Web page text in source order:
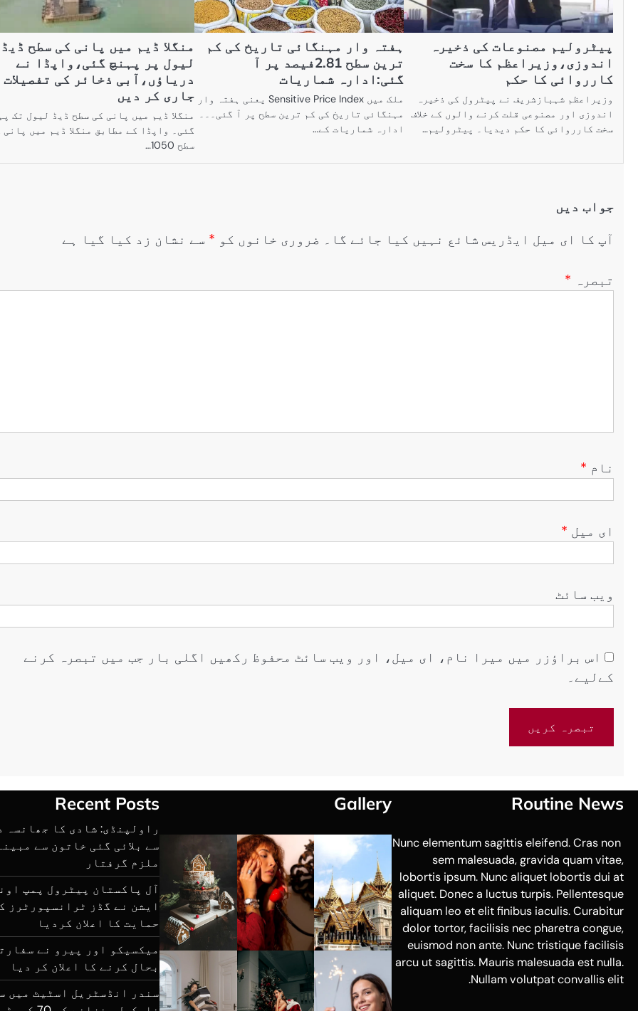
پیٹرولیم مصنوعات کی ذخیرہ
اندوزی،وزیراعظم کا سخت
کارروائی کا حکم
وزیراعظم شہبازشریف نے پیٹرول کی ذخیرہ
اندوزی اور مصنوعی قلت کرنے والوں کے خلاف
سخت کارروائی کا حکم دیدیا۔ پیٹرولیم…
ہفتہ وار مہنگائی تاریخ کی کم
ترین سطح 2.81فیصد پر آ
گئی:ادارہ شماریات
ملک میں Sensitive Price Index یعنی ہفتہ وار
مہنگائی تاریخ کی کم ترین سطح پر آ گئی۔۔۔
ادارہ شماریات کے…
منگلا ڈیم میں پانی کی سطح ڈیڈ
لیول پر پہنچ گئی،واپڈا نے
دریاؤں،آبی ذخائر کی تفصیلات
جاری کر دیں
منگلا ڈیم میں پانی کی سطح ڈیڈ لیول تک
گئی۔ واپڈا کے مطابق منگلا ڈیم میں پانی
سطح 1050…
جواب دیں
آپ کا ای میل ایڈریس شائع نہیں کیا جائے گا۔ ضروری خانوں کو * سے نشان زد کیا گیا ہے
تبصرہ *
نام *
ای میل *
ویب‌ سائٹ
اس براؤزر میں میرا نام، ای میل، اور ویب سائٹ محفوظ رکھیں اگلی بار جب میں تبصرہ کرنے
کےلیے۔
Routine News
Nunc elementum sagittis eleifend. Cras non
sem malesuada, gravida quam vitae,
lobortis ipsum. Nunc aliquet lobortis dui at
aliquet. Donec a luctus turpis. Pellentesque
aliquam leo et elit finibus iaculis. Curabitur
dolor tortor, facilisis nec pharetra congue,
euismod non ante. Nunc tristique facilisis
arcu ut sagittis. Mauris malesuada est nulla.
Nullam volutpat convallis elit.
Gallery
Recent Posts
راولپنڈی: شادی کا جھانسہ
سے بلائی گئی خاتون سے
ملزم گرفتار
آل پاکستان پیٹرول پمپ
ایشن نے گڈز ٹرانسپورٹرز
حمایت کا اعلان کردیا
میکسیکو اور پیرو نے
بحال کرنے کا اعلان کر دیا
سندر انڈسٹریل اسٹیٹ میں